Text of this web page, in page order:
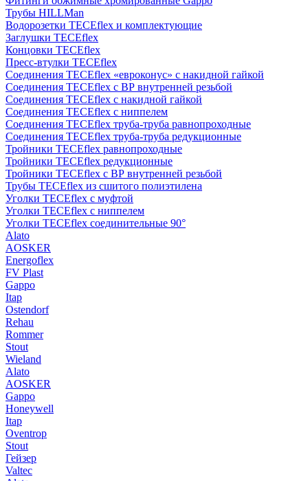
Трубы HILLMan
Водорозетки TECEflex и комплектующие
Заглушки TECEflex
Концовки TECEflex
Пресс-втулки TECEflex
Соединения TECEflex «евроконус» с накидной гайкой
Соединения TECEflex с ВР внутренней резьбой
Соединения TECEflex с накидной гайкой
Соединения TECEflex с ниппелем
Соединения TECEflex труба-труба равнопроходные
Соединения TECEflex труба-труба редукционные
Тройники TECEflex равнопроходные
Тройники TECEflex редукционные
Тройники TECEflex с ВР внутренней резьбой
Трубы TECEflex из сшитого полиэтилена
Уголки TECEflex с муфтой
Уголки TECEflex с ниппелем
Уголки TECEflex соединительные 90°
Alato
AOSKER
Energoflex
FV Plast
Gappo
Itap
Ostendorf
Rehau
Rommer
Stout
Wieland
Alato
AOSKER
Gappo
Honeywell
Itap
Oventrop
Stout
Гейзер
Valtec